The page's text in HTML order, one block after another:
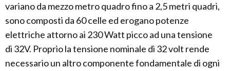
variano da mezzo metro quadro fino a 2,5 metri quadri,
sono composti da 60 celle ed erogano potenze
elettriche attorno ai 230 Watt picco ad una tensione
di 32V. Proprio la tensione nominale di 32 volt rende
necessario un altro componente fondamentale di ogni